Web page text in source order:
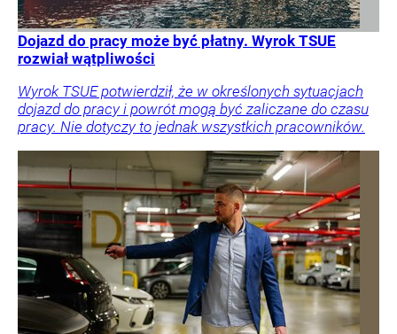
Dojazd do pracy może być płatny. Wyrok TSUE
rozwiał wątpliwości
Wyrok TSUE potwierdził, że w określonych sytuacjach
dojazd do pracy i powrót mogą być zaliczane do czasu
pracy. Nie dotyczy to jednak wszystkich pracowników.